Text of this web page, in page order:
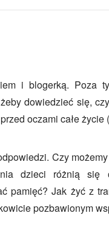
i blogerką. Poza
dowiedzieć się,
oczami całe
Czy
dzieci różnią się
pamięć? Jak żyć z
pozbawionym